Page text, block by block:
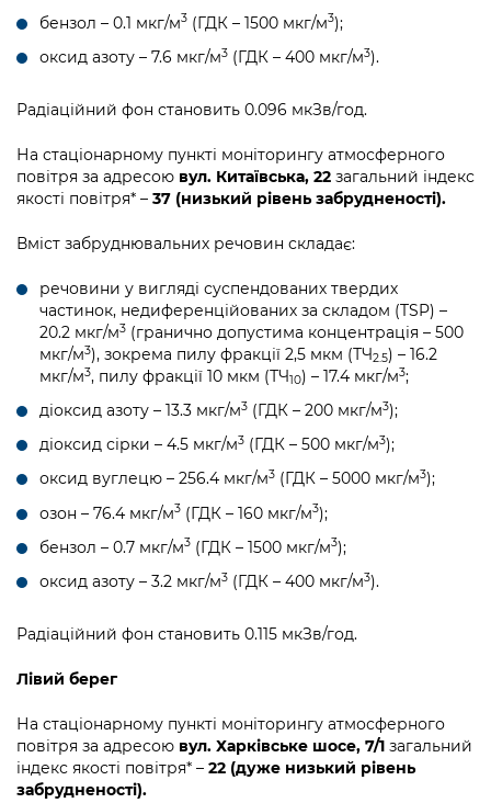
бензол – 0.1 мкг/м3 (ГДК – 1500 мкг/м3);
оксид азоту – 7.6 мкг/м3 (ГДК – 400 мкг/м3).
Радіаційний фон становить 0.096 мкЗв/год.
На стаціонарному пункті моніторингу атмосферного
повітря за адресою вул. Китаївська, 22 загальний індекс
якості повітря* – 37 (низький рівень забрудненості).
Вміст забруднювальних речовин складає:
речовини у вигляді суспендованих твердих
частинок, недиференційованих за складом (TSP) –
20.2 мкг/м3 (гранично допустима концентрація – 500
мкг/м3), зокрема пилу фракції 2,5 мкм (ТЧ2.5) – 16.2
мкг/м3, пилу фракції 10 мкм (ТЧ10) – 17.4 мкг/м3;
діоксид азоту – 13.3 мкг/м3 (ГДК – 200 мкг/м3);
діоксид сірки – 4.5 мкг/м3 (ГДК – 500 мкг/м3);
оксид вуглецю – 256.4 мкг/м3 (ГДК – 5000 мкг/м3);
озон – 76.4 мкг/м3 (ГДК – 160 мкг/м3);
бензол – 0.7 мкг/м3 (ГДК – 1500 мкг/м3);
оксид азоту – 3.2 мкг/м3 (ГДК – 400 мкг/м3).
Радіаційний фон становить 0.115 мкЗв/год.
Лівий берег
На стаціонарному пункті моніторингу атмосферного
повітря за адресою вул. Харківське шосе, 7/1 загальний
індекс якості повітря* – 22 (дуже низький рівень
забрудненості).